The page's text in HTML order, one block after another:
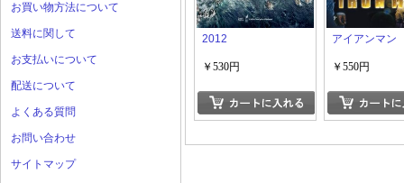
お買い物方法について
送料に関して
お支払いについて
配送について
よくある質問
お問い合わせ
サイトマップ
2012
￥530円
アイアンマン
￥550円